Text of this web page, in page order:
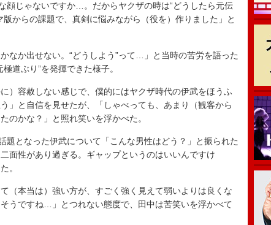
顔じゃないですか…。だからヤクザの時は“どうしたら元伝
からの課題で、真剣に悩みながら（役を）作りました」と
か出せない。“どうしよう”って…」と当時の苦労を語った
道ぶり”を発揮できた様子。
容赦しない感じで、僕的にはヤクザ時代の伊武をほうふ
」と自信を見せたが、「しゃべっても、あまり（観客から
のかな？」と照れ笑いを浮かべた。
となった伊武について「こんな男性はどう？」と振られた
面性があり過ぎる。ギャップというのはいいんですけ
。
本当は）強い方が、すごく強く見えて弱いよりは良くな
うですね…」とつれない態度で、田中は苦笑いを浮かべて